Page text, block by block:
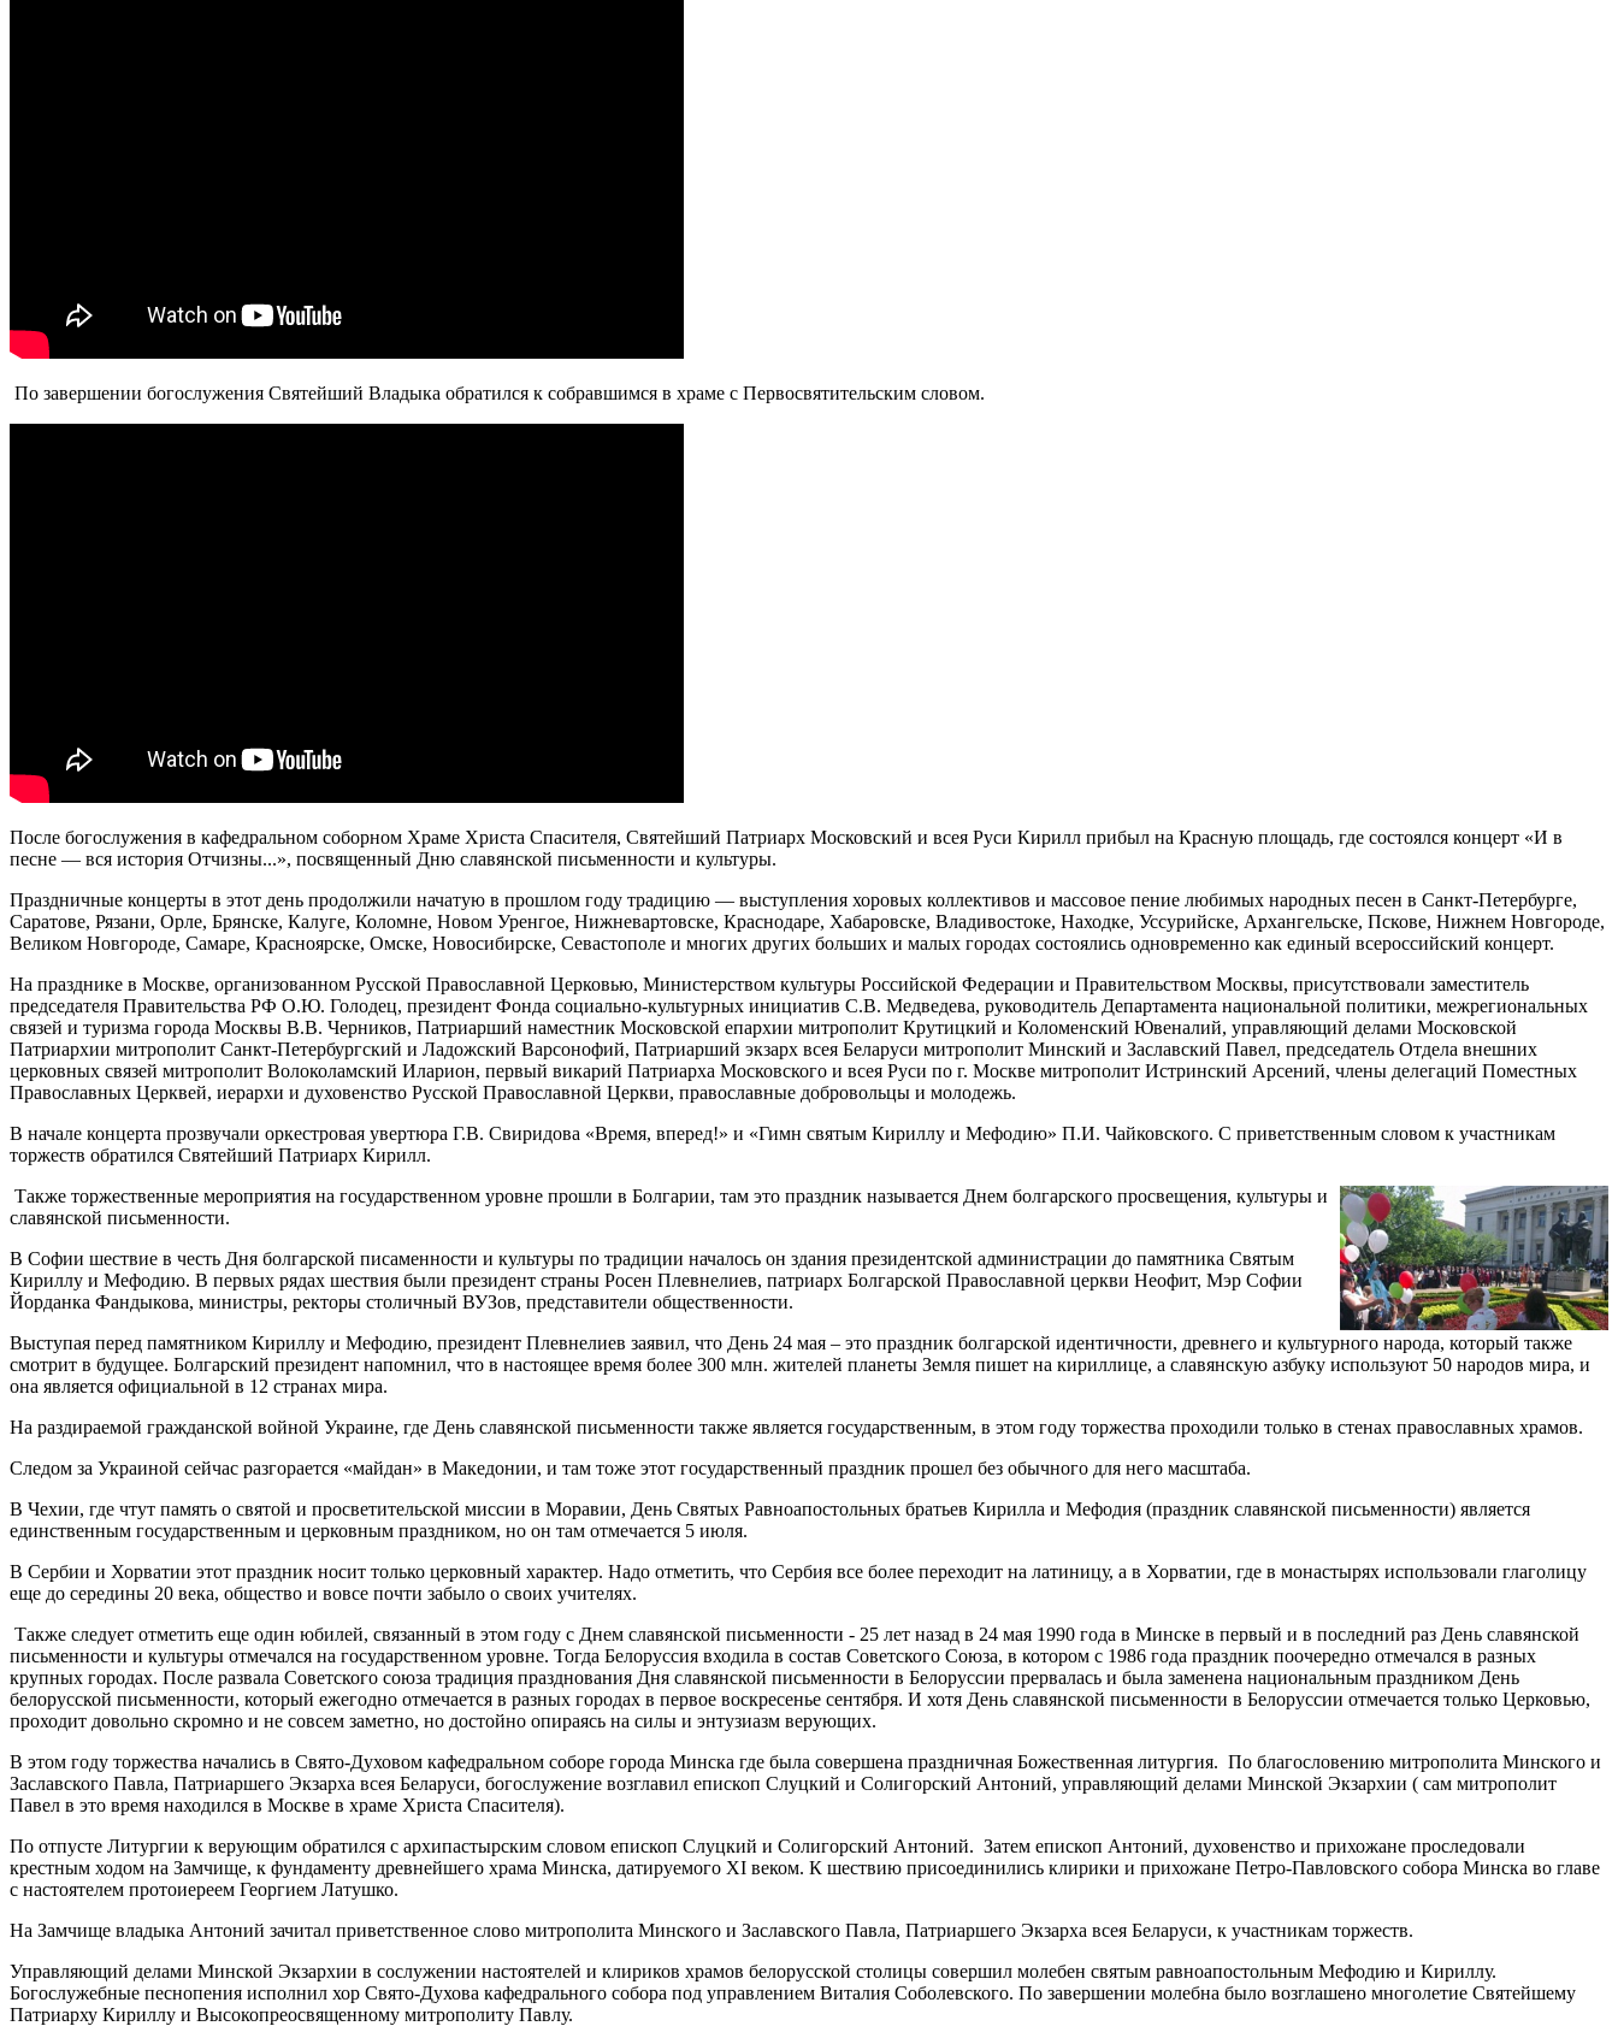
По завершении богослужения Святейший Владыка обратился к собравшимся в храме с Первосвятительским словом.
После богослужения в кафедральном соборном Храме Христа Спасителя, Святейший Патриарх Московский и всея Руси Кирилл прибыл на Красную площадь, где состоялся концерт «И в
песне — вся история Отчизны...», посвященный Дню славянской письменности и культуры.
Праздничные концерты в этот день продолжили начатую в прошлом году традицию ― выступления хоровых коллективов и массовое пение любимых народных песен в Санкт-Петербурге,
Саратове, Рязани, Орле, Брянске, Калуге, Коломне, Новом Уренгое, Нижневартовске, Краснодаре, Хабаровске, Владивостоке, Находке, Уссурийске, Архангельске, Пскове, Нижнем Новгороде,
Великом Новгороде, Самаре, Красноярске, Омске, Новосибирске, Севастополе и многих других больших и малых городах состоялись одновременно как единый всероссийский концерт.
На празднике в Москве, организованном Русской Православной Церковью, Министерством культуры Российской Федерации и Правительством Москвы, присутствовали заместитель
председателя Правительства РФ О.Ю. Голодец, президент Фонда социально-культурных инициатив С.В. Медведева, руководитель Департамента национальной политики, межрегиональных
связей и туризма города Москвы В.В. Черников, Патриарший наместник Московской епархии митрополит Крутицкий и Коломенский Ювеналий, управляющий делами Московской
Патриархии митрополит Санкт-Петербургский и Ладожский Варсонофий, Патриарший экзарх всея Беларуси митрополит Минский и Заславский Павел, председатель Отдела внешних
церковных связей митрополит Волоколамский Иларион, первый викарий Патриарха Московского и всея Руси по г. Москве митрополит Истринский Арсений, члены делегаций Поместных
Православных Церквей, иерархи и духовенство Русской Православной Церкви, православные добровольцы и молодежь.
В начале концерта прозвучали оркестровая увертюра Г.В. Свиридова «Время, вперед!» и «Гимн святым Кириллу и Мефодию» П.И. Чайковского. С приветственным словом к участникам
торжеств обратился Святейший Патриарх Кирилл.
Также торжественные мероприятия на государственном уровне прошли в Болгарии, там это праздник называется Днем болгарского просвещения, культуры и
славянской письменности.
В Софии шествие в честь Дня болгарской писaменности и культуры по традиции началось он здания президентской администрации до памятника Святым
Кириллу и Мефодию. В первых рядах шествия были президент страны Росен Плевнелиев, патриарх Болгарской Православной церкви Неофит, Мэр Софии
Йорданка Фандыкова, министры, ректоры столичный ВУЗов, представители общественности.
Выступая перед памятником Кириллу и Мефодию, президент Плевнелиев заявил, что День 24 мая – это праздник болгарской идентичности, древнего и культурного народа, который также
смотрит в будущее. Болгарский президент напомнил, что в настоящее время более 300 млн. жителей планеты Земля пишет на кириллице, а славянскую азбуку используют 50 народов мира, и
она является официальной в 12 странах мира.
На раздираемой гражданской войной Украине, где День славянской письменности также является государственным, в этом году торжества проходили только в стенах православных храмов.
Следом за Украиной сейчас разгорается «майдан» в Македонии, и там тоже этот государственный праздник прошел без обычного для него масштаба.
В Чехии, где чтут память о святой и просветительской миссии в Моравии, День Святых Равноапостольных братьев Кирилла и Мефодия (праздник славянской письменности) является
единственным государственным и церковным праздником, но он там отмечается 5 июля.
В Сербии и Хорватии этот праздник носит только церковный характер. Надо отметить, что Сербия все более переходит на латиницу, а в Хорватии, где в монастырях использовали глаголицу
еще до середины 20 века, общество и вовсе почти забыло о своих учителях.
Также следует отметить еще один юбилей, связанный в этом году с Днем славянской письменности - 25 лет назад в 24 мая 1990 года в Минске в первый и в последний раз День славянской
письменности и культуры отмечался на государственном уровне. Тогда Белоруссия входила в состав Советского Союза, в котором с 1986 года праздник поочередно отмечался в разных
крупных городах. После развала Советского союза традиция празднования Дня славянской письменности в Белоруссии прервалась и была заменена национальным праздником День
белорусской письменности, который ежегодно отмечается в разных городах в первое воскресенье сентября. И хотя День славянской письменности в Белоруссии отмечается только Церковью,
проходит довольно скромно и не совсем заметно, но достойно опираясь на силы и энтузиазм верующих.
В этом году торжества начались в Свято-Духовом кафедральном соборе города Минска где была совершена праздничная Божественная литургия. По благословению митрополита Минского и
Заславского Павла, Патриаршего Экзарха всея Беларуси, богослужение возглавил епископ Слуцкий и Солигорский Антоний, управляющий делами Минской Экзархии ( сам митрополит
Павел в это время находился в Москве в храме Христа Спасителя).
По отпусте Литургии к верующим обратился с архипастырским словом епископ Слуцкий и Солигорский Антоний. Затем епископ Антоний, духовенство и прихожане проследовали
крестным ходом на Замчище, к фундаменту древнейшего храма Минска, датируемого XI веком. К шествию присоединились клирики и прихожане Петро-Павловского собора Минска во главе
с настоятелем протоиереем Георгием Латушко.
На Замчище владыка Антоний зачитал приветственное слово митрополита Минского и Заславского Павла, Патриаршего Экзарха всея Беларуси, к участникам торжеств.
Управляющий делами Минской Экзархии в сослужении настоятелей и клириков храмов белорусской столицы совершил молебен святым равноапостольным Мефодию и Кириллу.
Богослужебные песнопения исполнил хор Свято-Духова кафедрального собора под управлением Виталия Соболевского. По завершении молебна было возглашено многолетие Святейшему
Патриарху Кириллу и Высокопреосвященному митрополиту Павлу.